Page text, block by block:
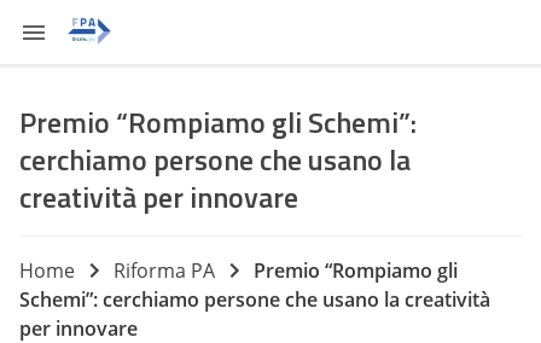
Premio “Rompiamo gli Schemi”:
cerchiamo persone che usano la
creatività per innovare
Home Riforma PA
Premio “Rompiamo gli
Schemi”: cerchiamo persone che usano la creatività
per innovare